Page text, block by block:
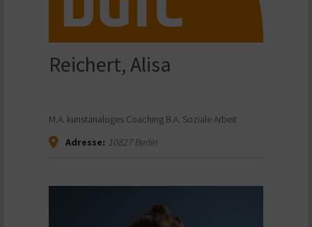
Reichert, Alisa
M.A. kunstanaloges Coaching B.A. Soziale Arbeit
Adresse: 10827Berlin